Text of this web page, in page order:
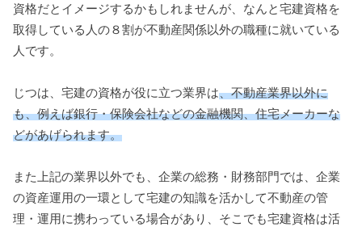
資格だとイメージするかもしれませんが、なんと宅建資格を
取得している人の８割が不動産関係以外の職種に就いている
人です。
じつは、宅建の資格が役に立つ業界は、不動産業界以外に
も、例えば銀行・保険会社などの金融機関、住宅メーカーな
どがあげられます。
また上記の業界以外でも、企業の総務・財務部門では、企業
の資産運用の一環として宅建の知識を活かして不動産の管
理・運用に携わっている場合があり、そこでも宅建資格は活